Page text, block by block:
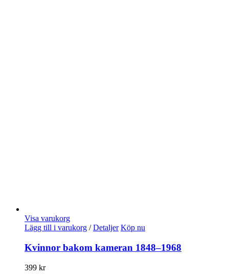
Visa varukorg
Lägg till i varukorg / Detaljer Köp nu
Kvinnor bakom kameran 1848–1968
399 kr